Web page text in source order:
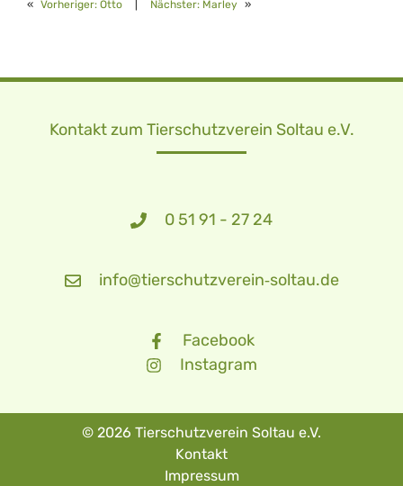
« Vorheriger: Otto Nächster: Marley »
Kontakt zum Tierschutzverein Soltau e.V.
0 51 91 - 27 24
info@tierschutzverein‑soltau.de
Facebook
Instagram
© 2026 Tierschutzverein Soltau e.V.
Kontakt
Impressum